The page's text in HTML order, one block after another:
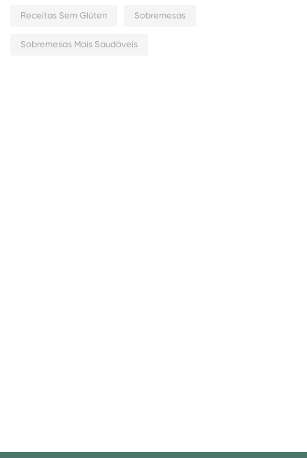
Receitas Sem Glúten Sobremesas
Sobremesas Mais Saudáveis